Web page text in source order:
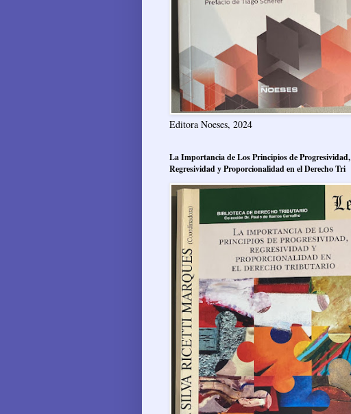
Editora Noeses, 2024
La Importancia de Los Principios de Progresividad,
Regresividad y Proporcionalidad en el Derecho Tri